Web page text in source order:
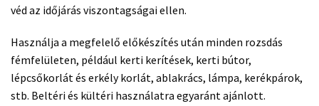
véd az időjárás viszontagságai ellen.
Használja a megfelelő előkészítés után minden rozsdás
fémfelületen, például kerti kerítések, kerti bútor,
lépcsőkorlát és erkély korlát, ablakrács, lámpa, kerékpárok,
stb. Beltéri és kültéri használatra egyaránt ajánlott.